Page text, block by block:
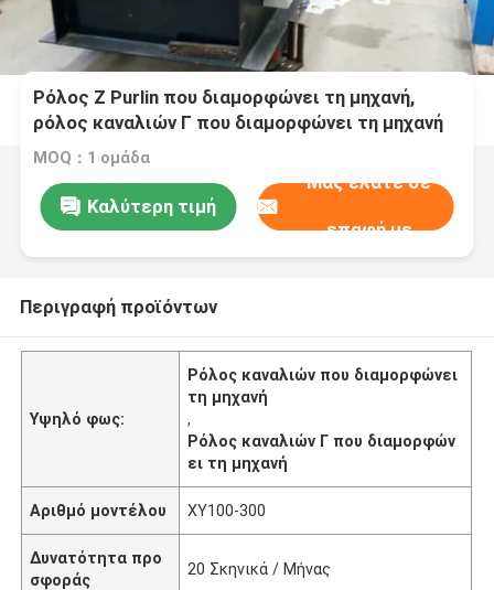
Ρόλος Ζ Purlin που διαμορφώνει τη μηχανή,
ρόλος καναλιών Γ που διαμορφώνει τη μηχανή
BV/SGS
MOQ：1 ομάδα
Καλύτερη τιμή
Μας ελάτε σε
επαφή με
Περιγραφή προϊόντων
Υψηλό φως:
Ρόλος καναλιών που διαμορφώνει
τη μηχανή
,
Ρόλος καναλιών Γ που διαμορφών
ει τη μηχανή
Αριθμό μοντέλου XY100-300
Δυνατότητα προ
σφοράς
20 Σκηνικά / Μήνας